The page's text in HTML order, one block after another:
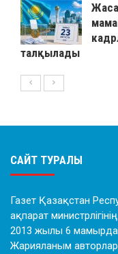
талқылады
САЙТ ТУРАЛЫ
Газет Қазақстан
ақпарат
2013 жылы 6 мамырда
Жарияланым